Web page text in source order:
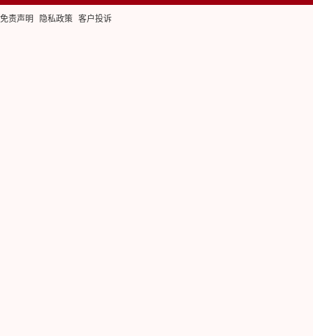
免责声明 隐私政策 客户投诉